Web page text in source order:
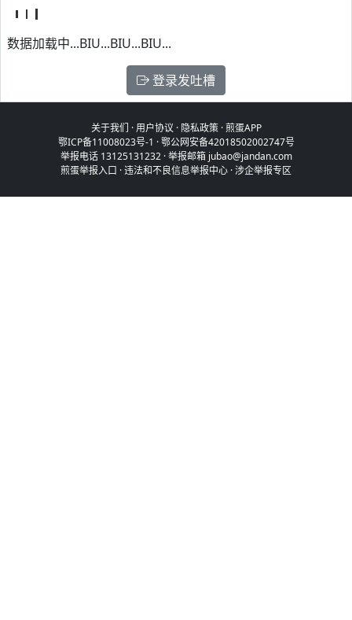
数据加载中...BIU...BIU...BIU...
登录发吐槽
关于我们 ·用户协议 · 隐私政策·煎蛋APP
鄂ICP备11008023号-1 ·鄂公网安备42018502002747号
举报电话 13125131232 · 举报邮箱 jubao@jandan.com
煎蛋举报入口 ·违法和不良信息举报中心 ·涉企举报专区